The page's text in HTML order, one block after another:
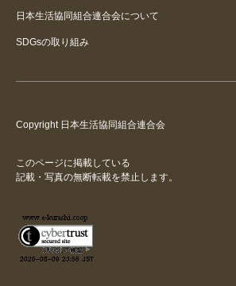
日本生活協同組合連合会について
SDGsの取り組み
Copyright 日本生活協同組合連合会
このページに掲載している
記載・写真の無断転載を禁止します。